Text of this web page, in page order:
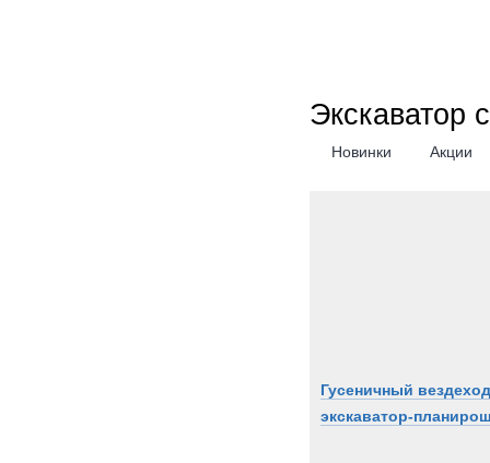
Экскаватор
Новинки Акции
Гусеничный вездеход
экскаватор-